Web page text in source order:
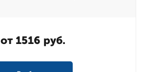
от 1516 руб.